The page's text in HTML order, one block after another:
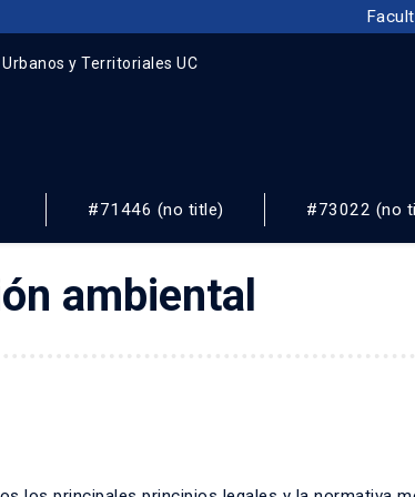
DISEÑO Y ESTUDIOS URBANOS
#71446 (no title) #73022 (no
ambiental